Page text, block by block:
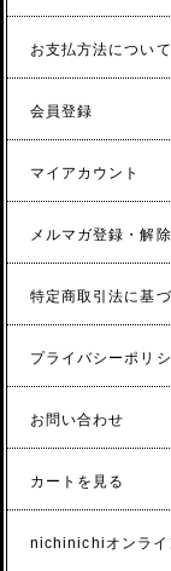
お支払方法について
会員登録
マイアカウント
メルマガ登録・解除
特定商取引法に基
プライバシーポリ
お問い合わせ
カートを見る
nichinichiオンライ